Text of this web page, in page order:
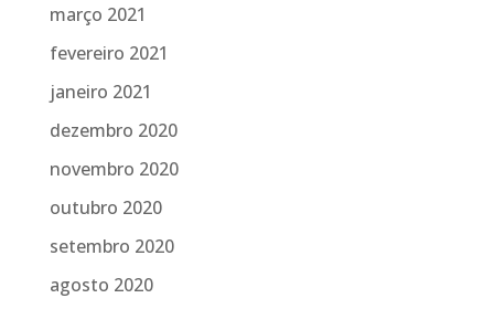
março 2021
fevereiro 2021
janeiro 2021
dezembro 2020
novembro 2020
outubro 2020
setembro 2020
agosto 2020